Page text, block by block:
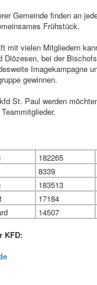
Gemeinde finden an
Frühstück.
mit vielen Mitgliedern
Diözesen, bei der
Imagekampagne
gewinnen.
St. Paul werden
182265
8339
183513
17184
14507
KFD: